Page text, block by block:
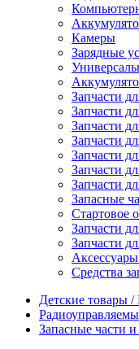
Камеры
Зарядные
Запчасти
Запчасти
Запчасти
Запчасти
Запчасти
Запчасти
Запчасти
Запасные
Стартовое
Запчасти
Запчасти
Средства
Детские товары
Запасные части и